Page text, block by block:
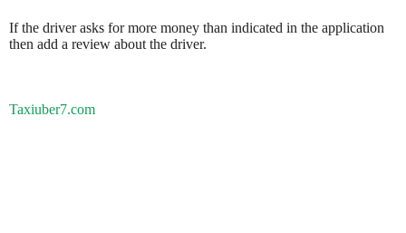
If the driver asks for more money than indicated in the application
then add a review about the driver.
Taxiuber7.com